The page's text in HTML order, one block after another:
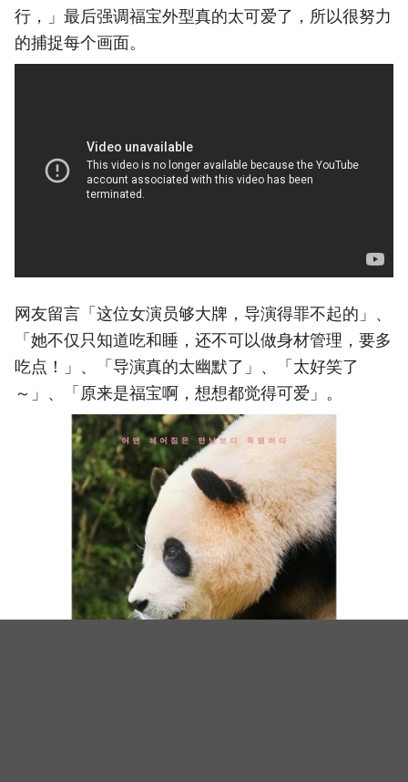
行，」最后强调福宝外型真的太可爱了，所以很努力
的捕捉每个画面。
网友留言「这位女演员够大牌，导演得罪不起的」、
「她不仅只知道吃和睡，还不可以做身材管理，要多
吃点！」、「导演真的太幽默了」、「太好笑了
～」、「原来是福宝啊，想想都觉得可爱」。